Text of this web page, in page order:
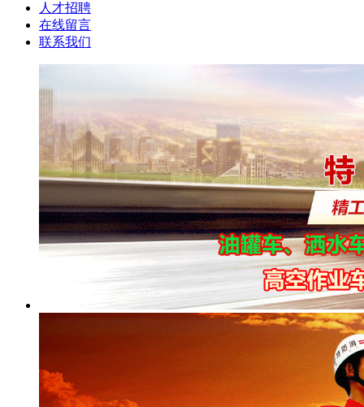
人才招聘
在线留言
联系我们